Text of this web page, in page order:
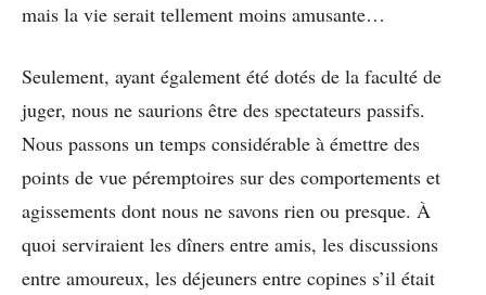
mais la vie serait tellement moins amusante…
Seulement, ayant également été dotés de la faculté de
juger, nous ne saurions être des spectateurs passifs.
Nous passons un temps considérable à émettre des
points de vue péremptoires sur des comportements et
agissements dont nous ne savons rien ou presque. À
quoi serviraient les dîners entre amis, les discussions
entre amoureux, les déjeuners entre copines s’il était